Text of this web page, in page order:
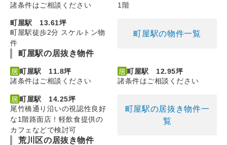
諸条件はご相談ください
1階
町屋駅 13.61坪
町屋駅徒歩2分 スケルトン物
件
町屋駅の物件一覧
町屋駅の居抜き物件
町屋駅 11.8坪
諸条件はご相談ください
町屋駅 12.95坪
諸条件はご相談ください
町屋駅 14.25坪
尾竹橋通り沿いの視認性良好
な1階路面店！軽飲食提供の
カフェなどで検討可
町屋駅の居抜き物件一
覧
荒川区の居抜き物件